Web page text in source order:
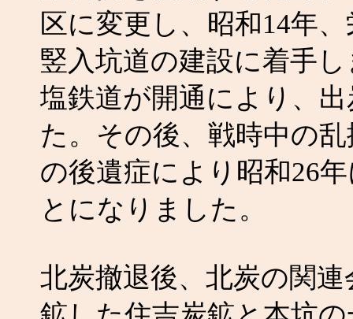
区に変更し、昭和14年
竪入坑道の建設に着手
塩鉄道が開通により、
た。その後、戦時中の
の後遺症により昭和26
とになりました。
北炭撤退後、北炭の関